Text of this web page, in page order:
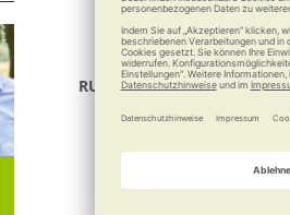
RUSSKA Einsatz-Bidet mit